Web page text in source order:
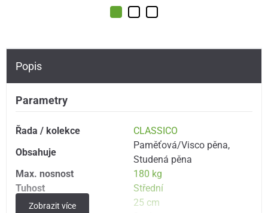
Popis
Parametry
Řada / kolekce
CLASSICO
Obsahuje
Paměťová/Visco pěna,
Studená pěna
Max. nosnost
180 kg
Tuhost
Střední
Výška
25 cm
Zobrazit více